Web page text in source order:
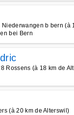
Niederwangen b bern (à
bei Bern
Rossens (à 18 km de
(à 20 km de Alterswil)